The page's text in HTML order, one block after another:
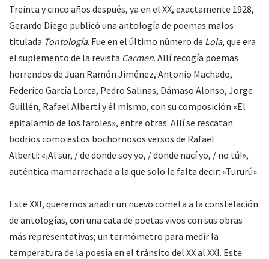
Treinta y cinco años después, ya en el XX, exactamente 1928,
Gerardo Diego publicó una antología de poemas malos
titulada Tontología. Fue en el último número de Lola, que era
el suplemento de la revista Carmen. Allí recogía poemas
horrendos de Juan Ramón Jiménez, Antonio Machado,
Federico García Lorca, Pedro Salinas, Dámaso Alonso, Jorge
Guillén, Rafael Alberti y él mismo, con su composición «El
epitalamio de los faroles», entre otras. Allí se rescatan
bodrios como estos bochornosos versos de Rafael
Alberti: «¡Al sur, / de donde soy yo, / donde nací yo, / no tú!»,
auténtica mamarrachada a la que solo le falta decir: «Tururú».
Este XXI, queremos añadir un nuevo cometa a la constelación
de antologías, con una cata de poetas vivos con sus obras
más representativas; un termómetro para medir la
temperatura de la poesía en el tránsito del XX al XXI. Este